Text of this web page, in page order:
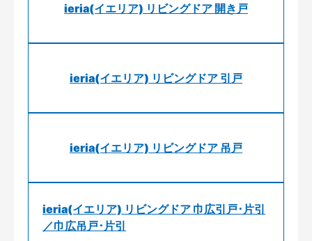
ieria(イエリア) リビングドア 開き戸
ieria(イエリア) リビングドア 引戸
ieria(イエリア) リビングドア 吊戸
ieria(イエリア) リビングドア 巾広引戸･片引
／巾広吊戸･片引